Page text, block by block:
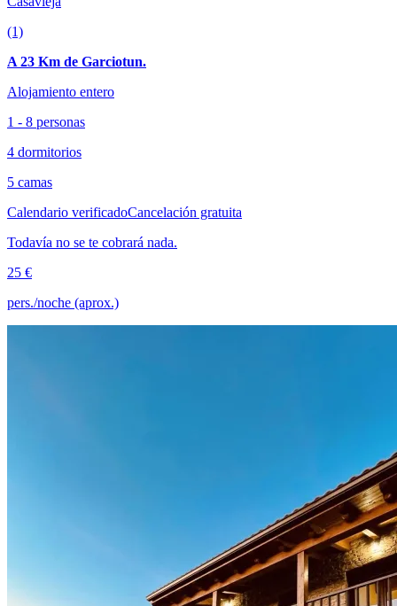
(1)
A 23 Km de Garciotun.
Alojamiento entero
1 - 8 personas
4 dormitorios
5 camas
Calendario verificadoCancelación gratuita
Todavía no se te cobrará nada.
25 €
pers./noche (aprox.)